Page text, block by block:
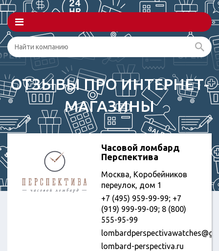
ОТЗЫВЫ ПРО ИНТЕРНЕТ-
МАГАЗИНЫ
Часовой ломбард
Перспектива
Москва, Коробейников
переулок, дом 1
+7 (495) 959-99-99; +7
(919) 999-99-09; 8 (800)
555-95-99
lombard-perspectiva.ru